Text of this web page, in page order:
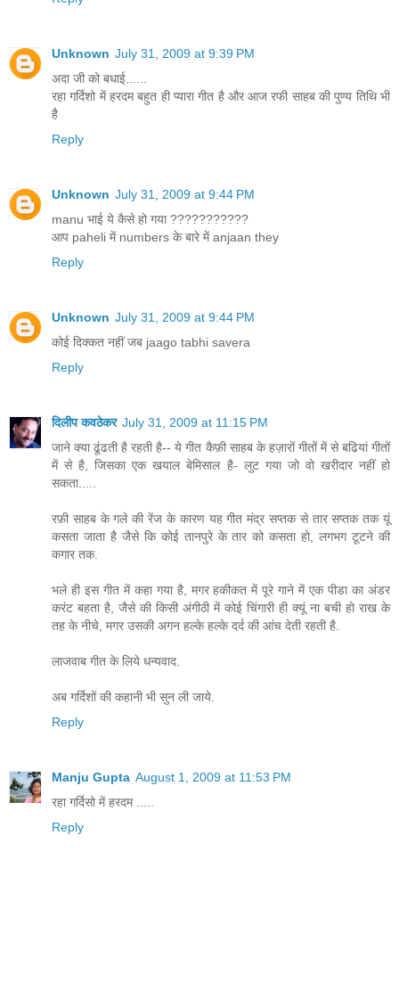
Unknown July 31, 2009 at 9:39 PM
अदा जी को बधाई......
रहा गर्दिशो में हरदम बहुत ही प्यारा गीत है और आज रफी साहब की पुण्य तिथि भी
है
Reply
Unknown July 31, 2009 at 9:44 PM
manu भाई ये कैसे हो गया ???????????
आप paheli में numbers के बारे में anjaan they
Reply
Unknown July 31, 2009 at 9:44 PM
कोई दिक्कत नहीं जब jaago tabhi savera
Reply
दिलीप कवठेकर July 31, 2009 at 11:15 PM
जाने क्या ढूंढती है रहती है-- ये गीत कैफ़ी साहब के हज़ारों गीतों में से बढियां गीतों
में से है, जिसका एक खयाल बेमिसाल है- लुट गया जो वो खरीदार नहीं हो
सकता.....
रफ़ी साहब के गले की रेंज के कारण यह गीत मंद्र सप्तक से तार सप्तक तक यूं
कसता जाता है जैसे कि कोई तानपुरे के तार को कसता हो, लगभग टूटने की
कगार तक.
भले ही इस गीत में कहा गया है, मगर हकीकत में पूरे गाने में एक पीडा का अंडर
करंट बहता है, जैसे की किसी अंगीठी में कोई चिंगारी ही क्यूं ना बची हो राख के
तह के नीचे, मगर उसकी अगन हल्के हल्के दर्द की आंच देती रहती है.
लाजवाब गीत के लिये धन्यवाद.
अब गर्दिशों की कहानी भी सुन ली जाये.
Reply
Manju Gupta August 1, 2009 at 11:53 PM
रहा गर्दिसो में हरदम .....
Reply